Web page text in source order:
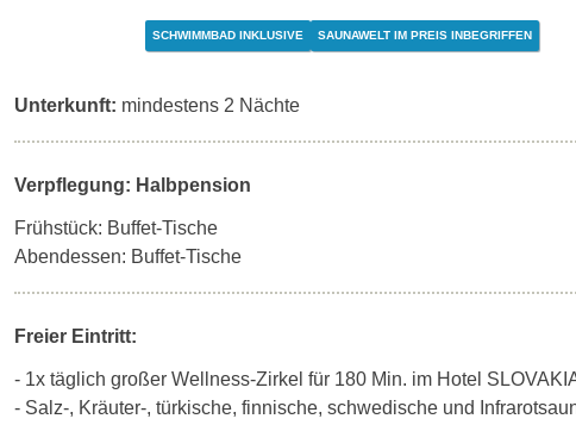
SCHWIMMBAD INKLUSIVE SAUNAWELT IM PREIS INBEGRIFFEN
Unterkunft: mindestens 2 Nächte
Verpflegung: Halbpension
Frühstück: Buffet-Tische
Abendessen: Buffet-Tische
Freier Eintritt:
- 1x täglich großer Wellness-Zirkel für 180 Min. im Hotel
- Salz-, Kräuter-, türkische, finnische, schwedische und